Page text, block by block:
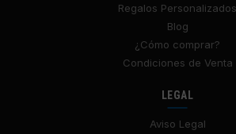
Regalos Personalizados
Blog
¿Cómo comprar?
Condiciones de Venta
LEGAL
Aviso Legal